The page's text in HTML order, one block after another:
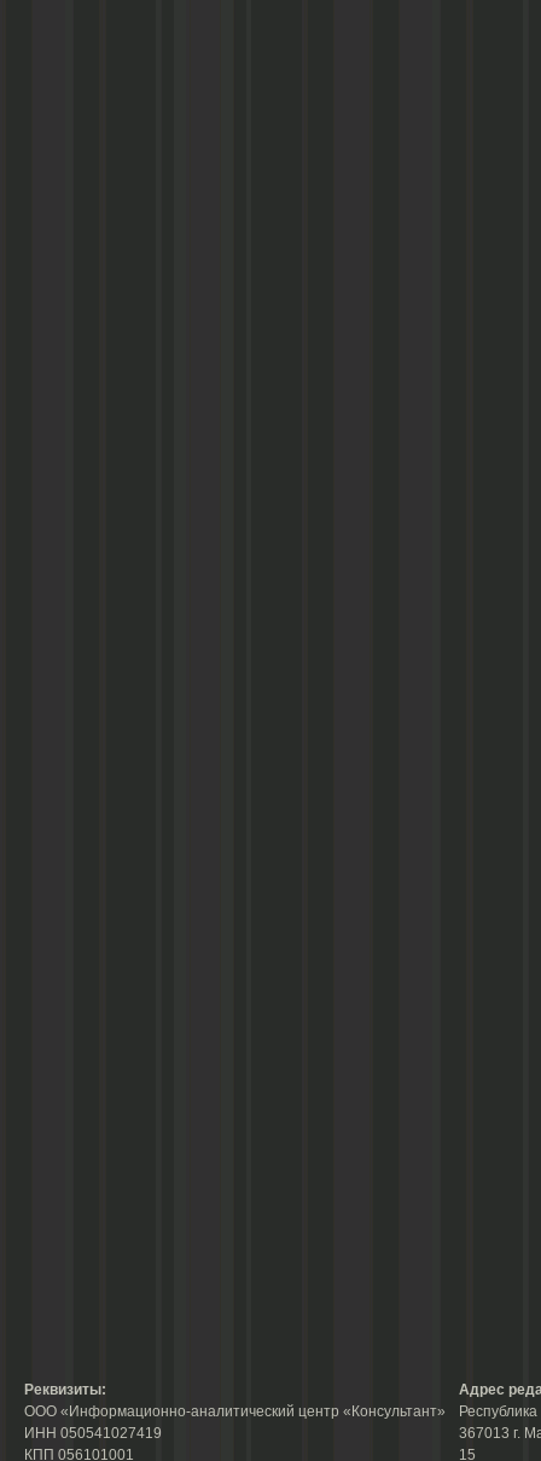
Реквизиты:
ООО «Информационно-аналитический центр «Консультант»
ИНН 050541027419
КПП 056101001
Адрес
367013 г.
15